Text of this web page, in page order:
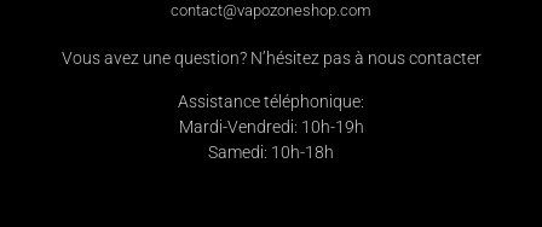
contact@vapozoneshop.com
Vous avez une question? N’hésitez pas à nous contacter
Assistance téléphonique:
Mardi-Vendredi: 10h-19h
Samedi: 10h-18h